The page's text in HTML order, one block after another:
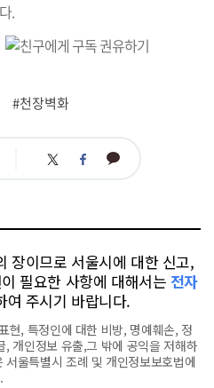
.
#천장벽화
트 페 카
장이므로 서울시에 대한 신고,
필요한 사항에 대해서는 전자
여 주시기 바랍니다.
현, 특정인에 대한 비방, 명예훼손, 정
개인정보 유출,그 밖에 공익을 저해하
울특별시 조례 및 개인정보보호법에